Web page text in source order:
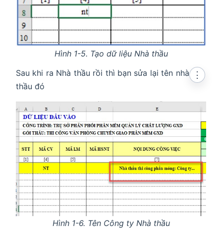
Hình 1-5. Tạo dữ liệu Nhà thầu
Sau khi ra Nhà thầu rồi thì bạn sửa lại tên nhà
thầu đó
⋮
Hình 1-6. Tên Công ty Nhà thầu